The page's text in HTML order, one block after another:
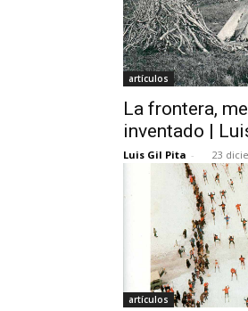
artículos
La frontera,
inventado |
Luis Gil Pita - 23
artículos